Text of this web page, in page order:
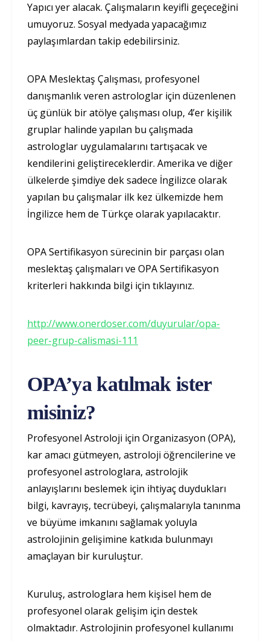
Yapıcı yer alacak. Çalışmaların keyifli geçeceğini
umuyoruz. Sosyal medyada yapacağımız
paylaşımlardan takip edebilirsiniz.
OPA Meslektaş Çalışması, profesyonel
danışmanlık veren astrologlar için düzenlenen
üç günlük bir atölye çalışması olup, 4’er kişilik
gruplar halinde yapılan bu çalışmada
astrologlar uygulamalarını tartışacak ve
kendilerini geliştireceklerdir. Amerika ve diğer
ülkelerde şimdiye dek sadece İngilizce olarak
yapılan bu çalışmalar ilk kez ülkemizde hem
İngilizce hem de Türkçe olarak yapılacaktır.
OPA Sertifikasyon sürecinin bir parçası olan
meslektaş çalışmaları ve OPA Sertifikasyon
kriterleri hakkında bilgi için tıklayınız.
http://www.onerdoser.com/duyurular/opa-
peer-grup-calismasi-111
OPA’ya katılmak ister
misiniz?
Profesyonel Astroloji için Organizasyon (OPA),
kar amacı gütmeyen, astroloji öğrencilerine ve
profesyonel astrologlara, astrolojik
anlayışlarını beslemek için ihtiyaç duydukları
bilgi, kavrayış, tecrübeyi, çalışmalarıyla tanınma
ve büyüme imkanını sağlamak yoluyla
astrolojinin gelişimine katkıda bulunmayı
amaçlayan bir kuruluştur.
Kuruluş, astrologlara hem kişisel hem de
profesyonel olarak gelişim için destek
olmaktadır. Astrolojinin profesyonel kullanımı